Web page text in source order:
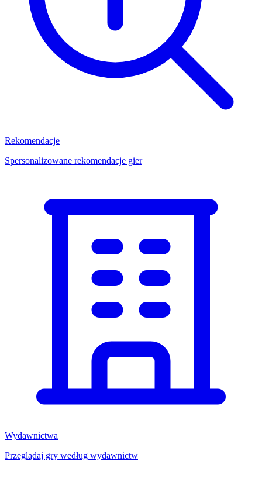
Rekomendacje
Spersonalizowane rekomendacje gier
Wydawnictwa
Przeglądaj gry według wydawnictw